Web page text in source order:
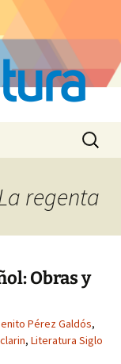
Buscar:
regenta
Obras y
Pérez Galdós,
, Literatura Siglo